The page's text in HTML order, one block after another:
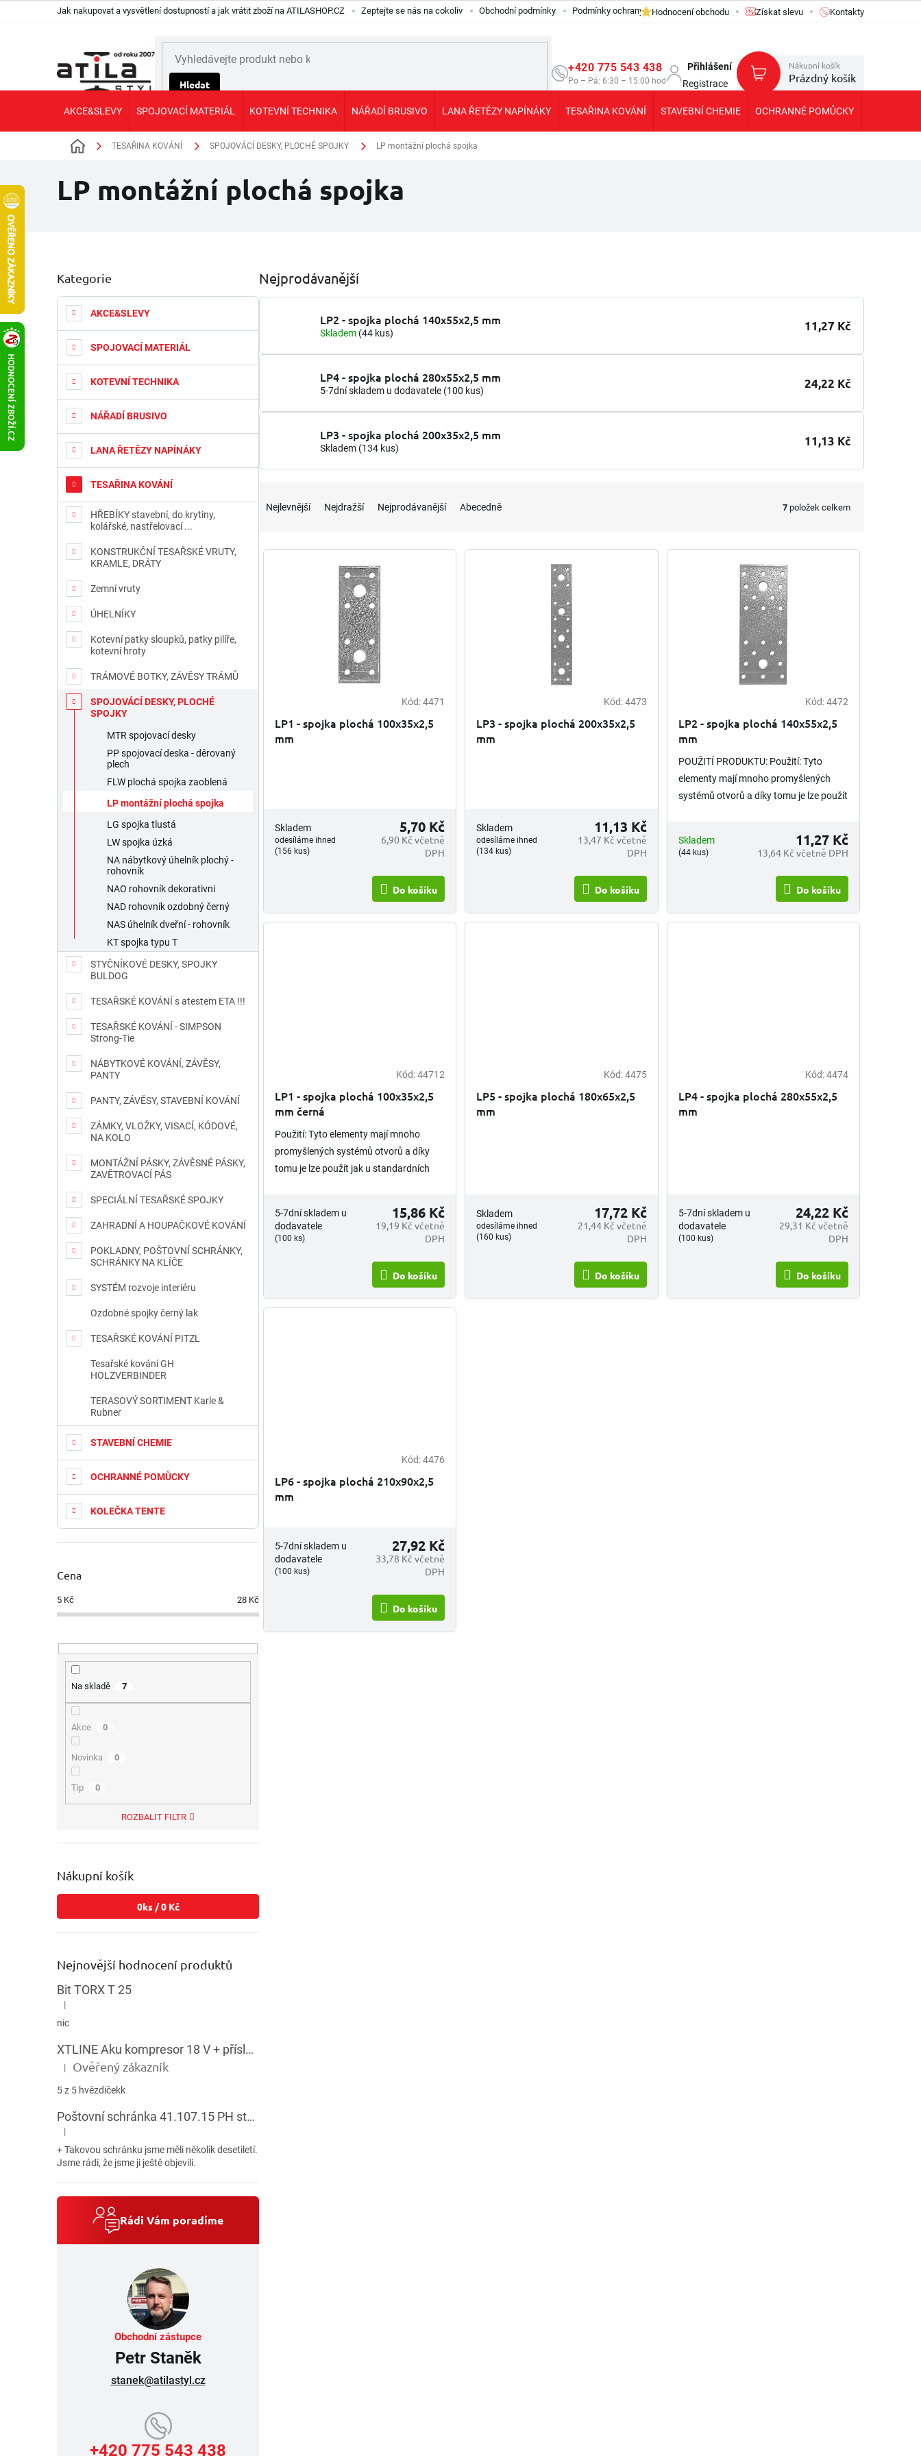
Jak nakupovat a vysvětlení dostupností a jak vrátit zboží na ATILASHOP.CZ Zeptejte se nás na cokoliv Obchodní podmínky Podmínky ochrany osobních údajů GDPR
Hodnocení obchodu Získat slevu Kontakty
Hledat
+420 775 543 438
Po – Pá: 6:30 – 15:00 hod
Přihlášení
Registrace
Nákupní košík
Prázdný košík
AKCE&SLEVY SPOJOVACÍ MATERIÁL KOTEVNÍ TECHNIKA NÁŘADÍ BRUSIVO LANA ŘETĚZY NAPÍNÁKY TESAŘINA KOVÁNÍ STAVEBNÍ CHEMIE OCHRANNÉ POMŮCKY
Domů TESAŘINA KOVÁNÍ SPOJOVÁCÍ DESKY, PLOCHÉ SPOJKY LP montážní plochá spojka
LP montážní plochá spojka
o
s
r
n
p
n
Přeskočit
kategorie
Kategorie
AKCE&SLEVY
SPOJOVACÍ MATERIÁL
KOTEVNÍ TECHNIKA
NÁŘADÍ BRUSIVO
LANA ŘETĚZY NAPÍNÁKY
TESAŘINA KOVÁNÍ
HŘEBÍKY stavební, do krytiny,
kolářské, nastřelovací ...
KONSTRUKČNÍ TESAŘSKÉ VRUTY,
KRAMLE, DRÁTY
Zemní vruty
ÚHELNÍKY
Kotevní patky sloupků, patky pilíře,
kotevní hroty
TRÁMOVÉ BOTKY, ZÁVĚSY TRÁMŮ
SPOJOVÁCÍ DESKY, PLOCHÉ
SPOJKY
MTR spojovací desky
PP spojovací deska - děrovaný
plech
FLW plochá spojka zaoblená
LP montážní plochá spojka
LG spojka tlustá
LW spojka úzká
NA nábytkový úhelník plochý -
rohovník
NAO rohovník dekorativni
NAD rohovník ozdobný černý
NAS úhelník dveřní - rohovník
KT spojka typu T
STYČNÍKOVÉ DESKY, SPOJKY
BULDOG
TESAŘSKÉ KOVÁNÍ s atestem ETA !!!
TESAŘSKÉ KOVÁNÍ - SIMPSON
Strong-Tie
NÁBYTKOVÉ KOVÁNÍ, ZÁVĚSY,
PANTY
PANTY, ZÁVĚSY, STAVEBNÍ KOVÁNÍ
ZÁMKY, VLOŽKY, VISACÍ, KÓDOVÉ,
NA KOLO
MONTÁŽNÍ PÁSKY, ZÁVĚSNÉ PÁSKY,
ZAVĚTROVACÍ PÁS
SPECIÁLNÍ TESAŘSKÉ SPOJKY
ZAHRADNÍ A HOUPAČKOVÉ KOVÁNÍ
POKLADNY, POŠTOVNÍ SCHRÁNKY,
SCHRÁNKY NA KLÍČE
SYSTÉM rozvoje interiéru
Ozdobné spojky černý lak
TESAŘSKÉ KOVÁNÍ PITZL
Tesařské kování GH
HOLZVERBINDER
TERASOVÝ SORTIMENT Karle &
Rubner
STAVEBNÍ CHEMIE
OCHRANNÉ POMŮCKY
KOLEČKA TENTE
Cena
5 Kč 28 Kč
Na skladě 7
Akce 0
Novinka 0
Tip 0
ROZBALIT FILTR
Nákupní košík
0ks /0 Kč
Nejnovější hodnocení produktů
Bit TORX T 25
Hodnocení produktu je 5 z 5 hvězdiček.
|
nic
XTLINE Aku kompresor 18 V + příslušenství
Hodnocení produktu je 5 z 5 hvězdiček.
| Ověřený zákazník
5 z 5 hvězdičekk
Poštovní schránka 41.107.15 PH stojatá HNĚDÁ
Hodnocení produktu je 5 z 5 hvězdiček.
|
+ Takovou schránku jsme měli několik desetiletí.
Jsme rádi, že jsme ji ještě objevili.
Rádi Vám poradíme
Obchodní zástupce
Petr Staněk
stanek@atilastyl.cz
+420 775 543 438
Nejprodávanější
LP2 - spojka plochá 140x55x2,5 mm
Skladem (44 kus) 11,27 Kč
LP4 - spojka plochá 280x55x2,5 mm
5-7dní skladem u dodavatele (100 kus) 24,22 Kč
LP3 - spojka plochá 200x35x2,5 mm
Skladem (134 kus) 11,13 Kč
n
Nejlevnější Nejdražší Nejprodávanější Abecedně 7 položek celkem
V
Kód:4471
LP1 - spojka plochá 100x35x2,5
mm
Skladem
odesíláme ihned
(156 kus)
6,90 Kč včetně
DPH
5,70 Kč
Do košíku
Kód:4473
LP3 - spojka plochá 200x35x2,5
mm
Skladem
odesíláme ihned
(134 kus)
13,47 Kč včetně
DPH
11,13 Kč
Do košíku
produktu
je
5,0
z
5
hvězdiček.
Kód:4472
LP2 - spojka plochá 140x55x2,5
mm
POUŽITÍ PRODUKTU: Použití: Tyto
elementy mají mnoho promyšlených
systémů otvorů a díky tomu je lze použít
Skladem
(44 kus) 13,64 Kč včetně DPH
11,27 Kč
Do košíku
Kód:44712
LP1 - spojka plochá 100x35x2,5
mm černá
Použití: Tyto elementy mají mnoho
promyšlených systémů otvorů a díky
tomu je lze použít jak u standardních
+...
5-7dní skladem u
dodavatele
(100 ks)
19,19 Kč včetně
DPH
15,86 Kč
Do košíku
Kód:4475
LP5 - spojka plochá 180x65x2,5
mm
Skladem
odesíláme ihned
(160 kus)
21,44 Kč včetně
DPH
17,72 Kč
Do košíku
Kód:4474
LP4 - spojka plochá 280x55x2,5
mm
5-7dní skladem u
dodavatele
(100 kus)
29,31 Kč včetně
DPH
24,22 Kč
Do košíku
Kód:4476
LP6 - spojka plochá 210x90x2,5
mm
5-7dní skladem u
dodavatele
(100 kus)
33,78 Kč včetně
DPH
27,92 Kč
Do košíku